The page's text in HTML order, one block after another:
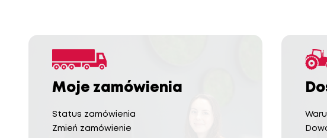
Moje zamówienia
Status zamówienia
Zmień zamówienie